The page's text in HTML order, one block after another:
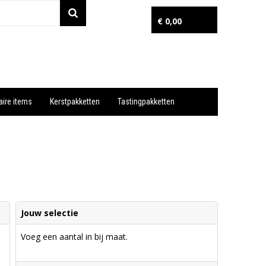
€ 0,00
items Kerstpakketten Tastingpakketten
Jouw selectie
Voeg een aantal in bij maat.